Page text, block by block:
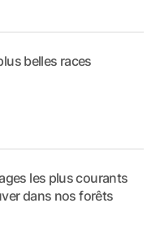
belles races
les plus courants
dans nos forêts